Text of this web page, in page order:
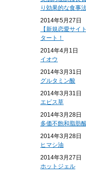
り効果的な食事
2014年5月27日
【新規恋愛サイ
タート！
2014年4月1日
イオウ
2014年3月31日
グルタミン酸
2014年3月31日
エビス草
2014年3月28日
多価不飽和脂肪
2014年3月28日
ヒマシ油
2014年3月27日
ホットジェル